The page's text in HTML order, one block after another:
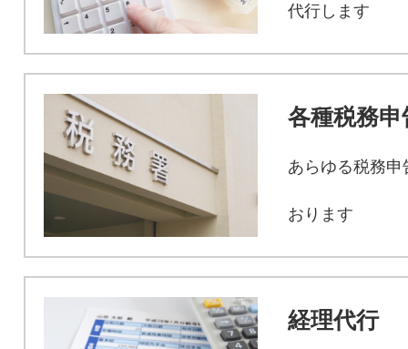
代行します
各種税務申
あらゆる税務申
おります
経理代行